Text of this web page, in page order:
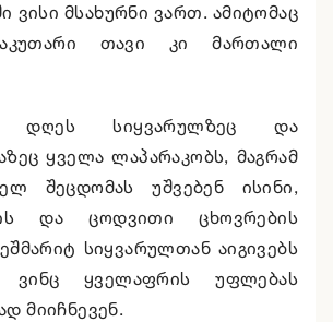
ვისი მსახურნი ვართ. ამიტომაც
თავი კი მართალი
დღეს სიყვარულზეც და
ყველა ლაპარაკობს, მაგრამ
შეცდომას უშვებენ ისინი,
და ცოდვითი ცხოვრების
სიყვარულთან აიგივებს
ვინც ყველაფრის უფლებას
მიიჩნევენ.